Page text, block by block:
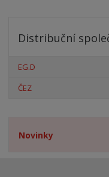
Distribuční
EG.D
ČEZ
Novinky